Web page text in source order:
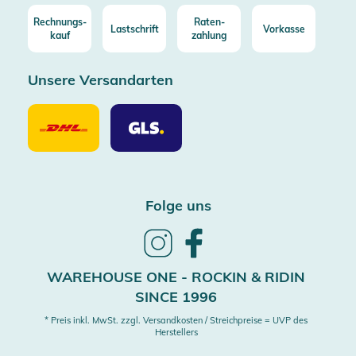
Rechnungs-
kauf
Lastschrift
Raten-
zahlung
Vorkasse
Unsere Versandarten
Unsere
Versandarten
DHL
Unsere
Versandarten
GLS
Folge uns
Follow
InstagramFacebook
WAREHOUSE ONE - ROCKIN & RIDIN
SINCE 1996
* Preis inkl. MwSt. zzgl. Versandkosten / Streichpreise = UVP des
Herstellers